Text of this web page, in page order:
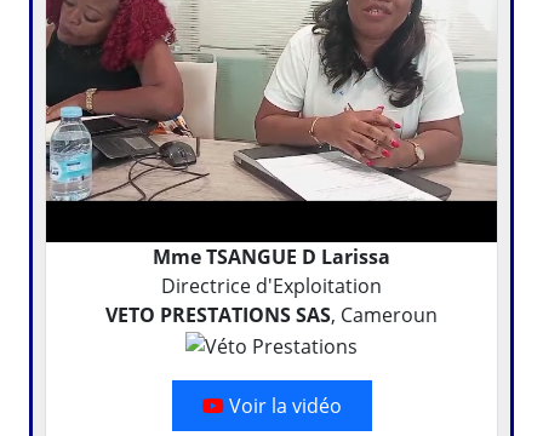
Mme TSANGUE D Larissa
Directrice d'Exploitation
VETO PRESTATIONS SAS, Cameroun
Voir la vidéo